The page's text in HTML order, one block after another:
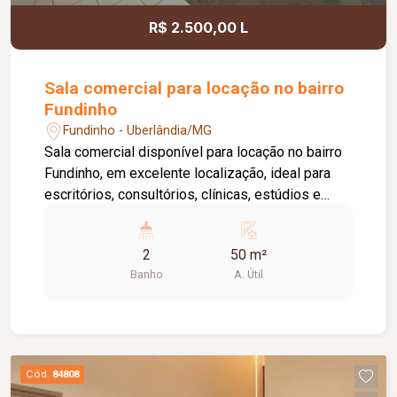
R$ 2.500,00 L
Sala comercial para locação no bairro
Fundinho
Fundinho - Uberlândia/MG
Sala comercial disponível para locação no bairro
Fundinho, em excelente localização, ideal para
escritórios, consultórios, clínicas, estúdios e
aproximadamente 50 m², forro em gesso, copa,
ponto de água, interfone e acesso por senha,
oferecendo praticidade e funcionalidade para o
banheiros feminino e masculino com
acessibilidade, controle de acesso facial, água
2
Banho
50 m²
A. Útil
Cód. 84808